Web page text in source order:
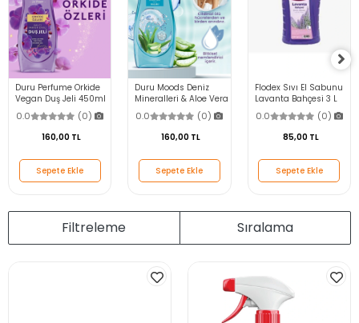
Duru Perfume Orkide
Vegan Duş Jeli 450ml
0.0 (0)
160,00 TL
Sepete Ekle
Duru Moods Deniz
Mineralleri & Aloe Vera
Duş Jeli 450ml
0.0 (0)
160,00 TL
Sepete Ekle
Flodex Sıvı El Sabunu
Lavanta Bahçesi 3 L
0.0 (0)
85,00 TL
Sepete Ekle
Filtreleme Sıralama